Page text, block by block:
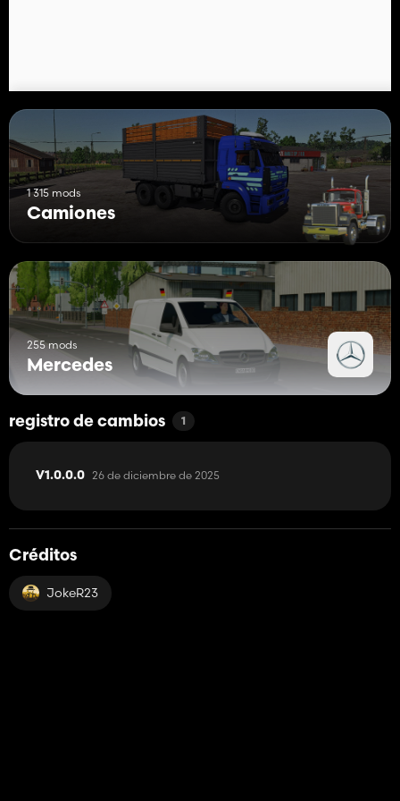
1 315 mods
Camiones
255 mods
Mercedes
registro de cambios 1
V1.0.0.0 26 de diciembre de 2025
Créditos
JokeR23